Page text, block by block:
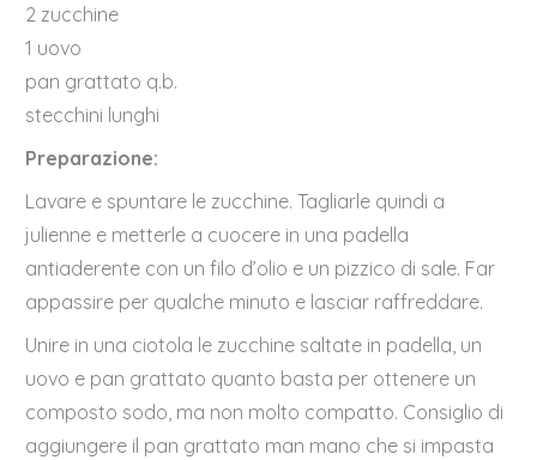
2 zucchine
1 uovo
pan grattato q.b.
stecchini lunghi
Preparazione:
Lavare e spuntare le zucchine. Tagliarle quindi a
julienne e metterle a cuocere in una padella
antiaderente con un filo d’olio e un pizzico di sale. Far
appassire per qualche minuto e lasciar raffreddare.
Unire in una ciotola le zucchine saltate in padella, un
uovo e pan grattato quanto basta per ottenere un
composto sodo, ma non molto compatto. Consiglio di
aggiungere il pan grattato man mano che si impasta